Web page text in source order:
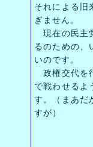
それによる旧
ぎません。
現在の民主
るのための、
いのです。
政権交代を
で戦わせるよ
す。（まあだ
すが）